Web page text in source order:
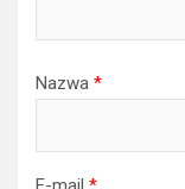
Nazwa *